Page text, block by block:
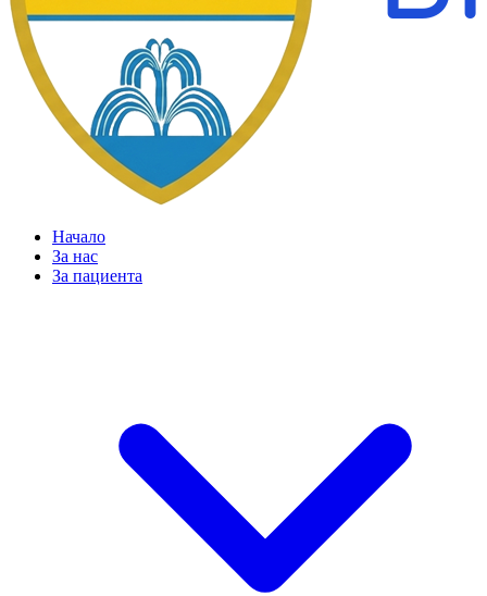
Начало
За нас
За пациента